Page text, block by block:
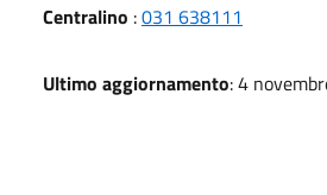
Centralino :031 638111
Ultimo aggiornamento: 4